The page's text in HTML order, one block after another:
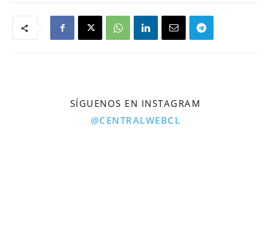
SÍGUENOS EN INSTAGRAM
@CENTRALWEBCL